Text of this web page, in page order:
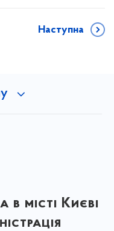
Наступна
в місті Києві